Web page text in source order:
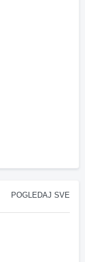
POGLEDAJ SVE